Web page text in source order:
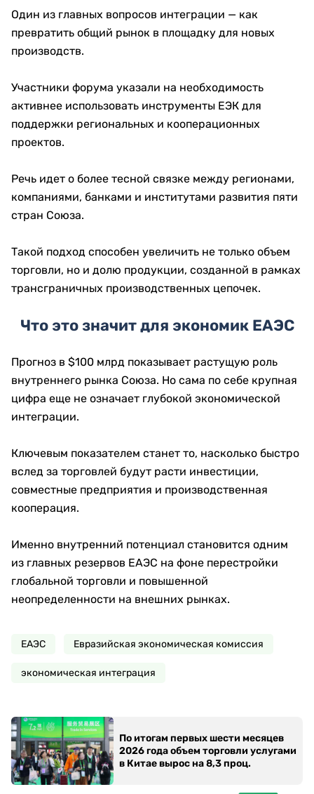
Один из главных вопросов интеграции — как
превратить общий рынок в площадку для новых
производств.
Участники форума указали на необходимость
активнее использовать инструменты ЕЭК для
поддержки региональных и кооперационных
проектов.
Речь идет о более тесной связке между регионами,
компаниями, банками и институтами развития пяти
стран Союза.
Такой подход способен увеличить не только объем
торговли, но и долю продукции, созданной в рамках
трансграничных производственных цепочек.
Что это значит для экономик ЕАЭС
Прогноз в $100 млрд показывает растущую роль
внутреннего рынка Союза. Но сама по себе крупная
цифра еще не означает глубокой экономической
интеграции.
Ключевым показателем станет то, насколько быстро
вслед за торговлей будут расти инвестиции,
совместные предприятия и производственная
кооперация.
Именно внутренний потенциал становится одним
из главных резервов ЕАЭС на фоне перестройки
глобальной торговли и повышенной
неопределенности на внешних рынках.
ЕАЭС Евразийская экономическая комиссия
экономическая интеграция
По итогам первых шести месяцев
2026 года объем торговли услугами
в Китае вырос на 8,3 проц.